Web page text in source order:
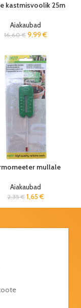
kastmisvoolik 25m
Aiakaubad
16,60€ 9,99€
mullale
Aiakaubad
2,35€ 1,65€